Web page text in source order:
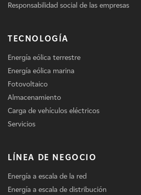
Responsabilidad social de las empresas
TECNOLOGÍA
Energía eólica terrestre
Energía eólica marina
Fotovoltaico
Almacenamiento
Carga de vehículos eléctricos
Servicios
LÍNEA DE NEGOCIO
Energía a escala de la red
Energía a escala de distribución